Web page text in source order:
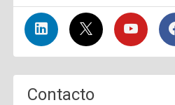
Contacto